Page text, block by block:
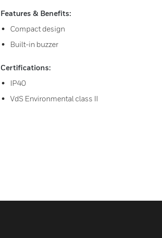
Features & Benefits:
Compact design
Built-in buzzer
Certifications:
IP40
VdS Environmental class II